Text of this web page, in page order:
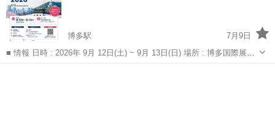
館内のあじびホールでお...
博多駅
7月9日
■ 情報 日時 : 2026年 9月 12日(土) ~ 9月 13日(日) 場所 : 博多国際展示
場＆カンファレンスセンター 参加費 : 無料 連絡先 :